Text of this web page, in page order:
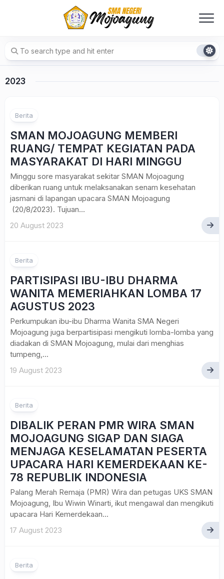
2023
Berita
SMAN MOJOAGUNG MEMBERI
RUANG/ TEMPAT KEGIATAN PADA
MASYARAKAT DI HARI MINGGU
Minggu sore masyarakat sekitar SMAN Mojoagung
diberikan ruang untuk melaksanakan senam kesehatan
jasmani di lapangan upacara SMAN Mojoagung
(20/8/2023). Tujuan...
20 August 2023
Berita
PARTISIPASI IBU-IBU DHARMA
WANITA MEMERIAHKAN LOMBA 17
AGUSTUS 2023
Perkumpukan ibu-ibu Dharma Wanita SMA Negeri
Mojoagung juga berpartisipasi mengikuti lomba-lomba yang
diadakan di SMAN Mojoagung, mulai dari menghias
tumpeng,...
19 August 2023
Berita
DIBALIK PERAN PMR WIRA SMAN
MOJOAGUNG SIGAP DAN SIAGA
MENJAGA KESELAMATAN PESERTA
UPACARA HARI KEMERDEKAAN KE-
78 REPUBLIK INDONESIA
Palang Merah Remaja (PMR) Wira dan petugas UKS SMAN
Mojoagung, Ibu Wiwin Winarti, ikut mengawal dan mengikuti
upacara Hari Kemerdekaan...
17 August 2023
Berita